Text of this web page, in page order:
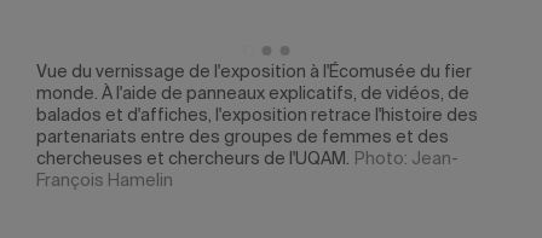
Vue du vernissage de l'exposition à l'Écomusée du fier
monde. À l'aide de panneaux explicatifs, de vidéos, de
balados et d'affiches, l'exposition retrace l'histoire des
partenariats entre des groupes de femmes et des
chercheuses et chercheurs de l'UQAM. Photo: Jean-
François Hamelin